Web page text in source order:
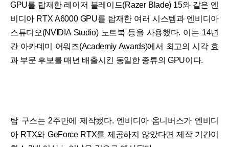
GPU를 탑재한 레이저 블레이드(Razer Blade) 15와 같은 엔
비디아 RTX A6000 GPU를 탑재한 여러 시스템과 엔비디아
스튜디오(NVIDIA Studio) 노트북 등을 사용했다. 이는 14년
간 아카데미 어워즈(Academiy Awards)에서 최고의 시각 효
과 부문 후보를 매년 배출시킨 동일한 종류의 GPU이다.
탑 구스는 2주만에 제작됐다. 엔비디아 옴니버스가 엔비디
아 RTX와 GeForce RTX를 제공하지 않았다면 제작 기간이